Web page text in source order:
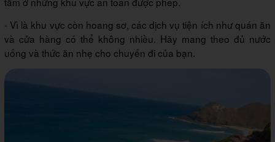
- Vì là khu vực còn hoang sơ, các dịch vụ tiện ích như quán ăn
và cửa hàng có thể không nhiều. Hãy mang theo đủ nước
uống và thức ăn nhẹ cho chuyến đi của bạn.